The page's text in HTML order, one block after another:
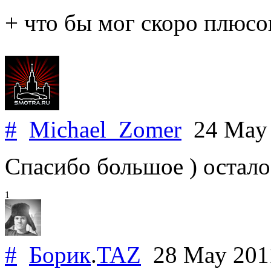
+ что бы мог скоро
# Michael_Zomer 24
Спасибо большое )
1
# Борик.TAZ 28 May